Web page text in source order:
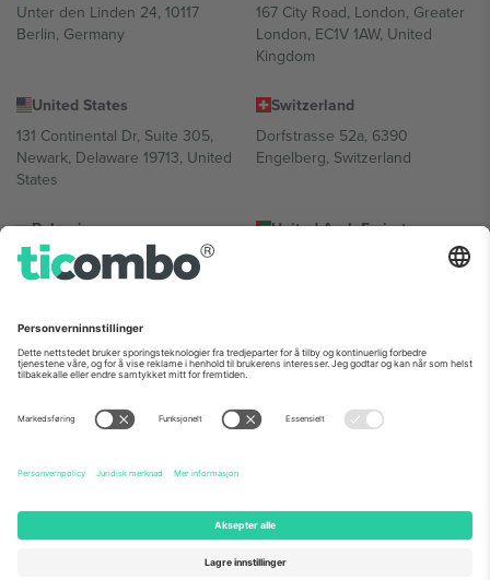
Unter den Linden 24, 10117
Berlin, Germany
167 City Road, London, Greater
London, EC1V 1AW, United
Kingdom
United States
131 Continental Dr, Suite 305,
Newark, Delaware 19713, United
States
Switzerland
Dorfstrasse 52a, 6390
Engelberg, Switzerland
Bulgaria
Regus Sofia City West, bul
Totleben 53-55, 1606 Sofia,
United Arab Emirates
UAE Dubai Silicon Oasis, DDP
Mexico
Av Chapultepec 360, Roma
Norte, Cuauhtémoc, 06700
Ciudad de México, CDMX,
sted, begivenhet og/eller domene. For detaljer, sjekk spesifikke
arrangementsside, forlag og vilkår.,Firmainformasjon
2026 Ticombo. Alle rettigheter reservert.